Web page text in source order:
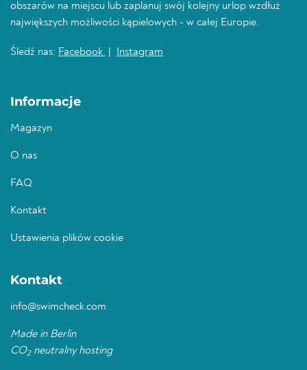
obszarów na miejscu lub zaplanuj swój kolejny urlop wzdłuż
największych możliwości kąpielowych - w całej Europie.
Śledź nas: Facebook Instagram
Informacje
Magazyn
O nas
FAQ
Kontakt
Ustawienia plików cookie
Kontakt
info@swimcheck.com
Made in Berlin
CO2neutralny hosting